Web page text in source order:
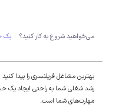
می‌خواهید شروع به کار کنید؟ یک
بهترین مشاغل فریلنسری را پیدا کنید
رشد شغلی شما به راحتی ایجاد یک
مهارت‌های شما است.